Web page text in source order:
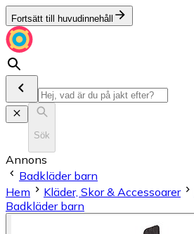
Fortsätt till huvudinnehåll
Sök
Annons
Badkläder barn
Hem
Kläder, Skor & Accessoarer
Badkläder barn